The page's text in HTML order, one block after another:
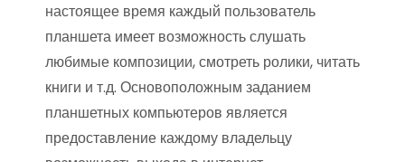
настоящее время каждый пользователь
планшета имеет возможность слушать
любимые композиции, смотреть ролики, читать
книги и т.д. Основоположным заданием
планшетных компьютеров является
предоставление каждому владельцу